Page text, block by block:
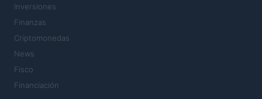
Inversiones
Finanzas
Criptomonedas
News
Fisco
Financiación